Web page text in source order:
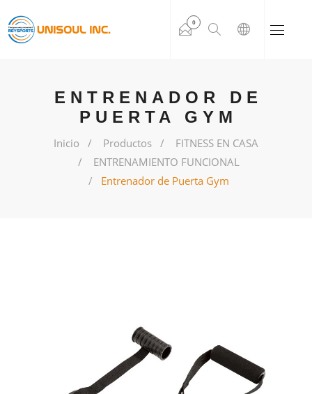
0
ENTRENADOR DE
PUERTA GYM
Inicio Productos
FITNESS EN CASA
ENTRENAMIENTO FUNCIONAL
Entrenador de Puerta Gym